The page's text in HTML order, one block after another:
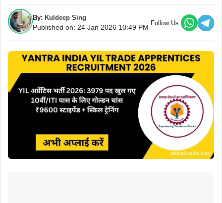
By: Kuldeep Sing
Published on: 24 Jan 2026 10:49 PM
Follow Us: